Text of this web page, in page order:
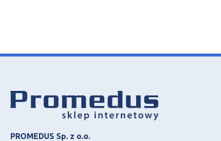
PROMEDUS Sp. z o.o.